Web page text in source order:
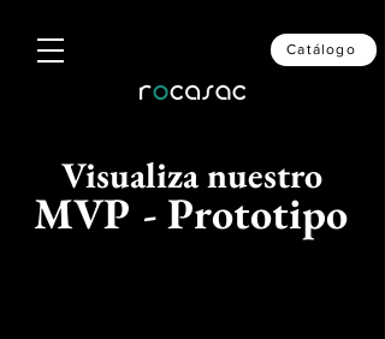
Catálogo
Visualiza nuestro
MVP - Prototipo